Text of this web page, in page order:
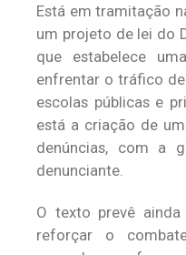
Está em tramitação
um projeto de lei do
que estabelece
enfrentar o tráfico
escolas públicas e
está a criação de
denúncias, com a
denunciante.
O texto prevê
reforçar o